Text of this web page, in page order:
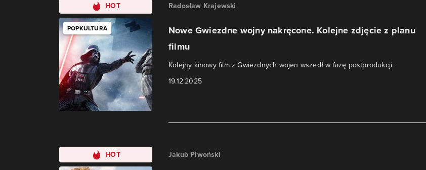
HOT
POPKULTURA
Radosław Krajewski
Nowe Gwiezdne wojny nakręcone. Kolejne zdjęcie z planu
filmu
Kolejny kinowy film z Gwiezdnych wojen wszedł w fazę postprodukcji.
19.12.2025
HOT Jakub Piwoński